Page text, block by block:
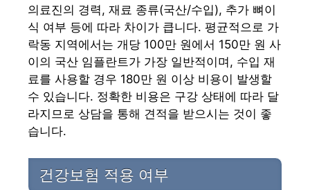
의료진의 경력, 재료 종류(국산/수입), 추가 뼈이
식 여부 등에 따라 차이가 큽니다. 평균적으로 가
락동 지역에서는 개당 100만 원에서 150만 원 사
이의 국산 임플란트가 가장 일반적이며, 수입 재
료를 사용할 경우 180만 원 이상 비용이 발생할
수 있습니다. 정확한 비용은 구강 상태에 따라 달
라지므로 상담을 통해 견적을 받으시는 것이 좋
습니다.
건강보험 적용 여부